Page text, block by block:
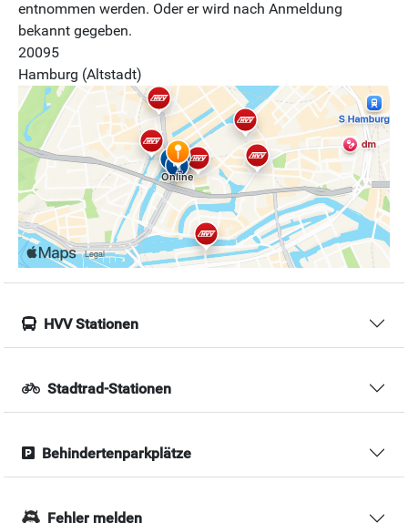
entnommen werden. Oder er wird nach Anmeldung
bekannt gegeben.
20095
Hamburg (Altstadt)
HVV Stationen
Stadtrad-Stationen
Behindertenparkplätze
Fehler melden